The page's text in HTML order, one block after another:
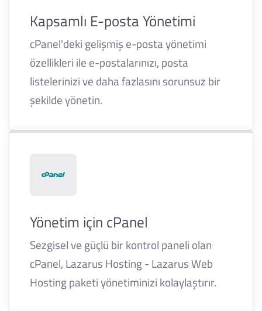
Kapsamlı E-posta Yönetimi
cPanel'deki gelişmiş e-posta yönetimi
özellikleri ile e-postalarınızı, posta
listelerinizi ve daha fazlasını sorunsuz bir
şekilde yönetin.
Yönetim için cPanel
Sezgisel ve güçlü bir kontrol paneli olan
cPanel, Lazarus Hosting - Lazarus Web
Hosting paketi yönetiminizi kolaylaştırır.